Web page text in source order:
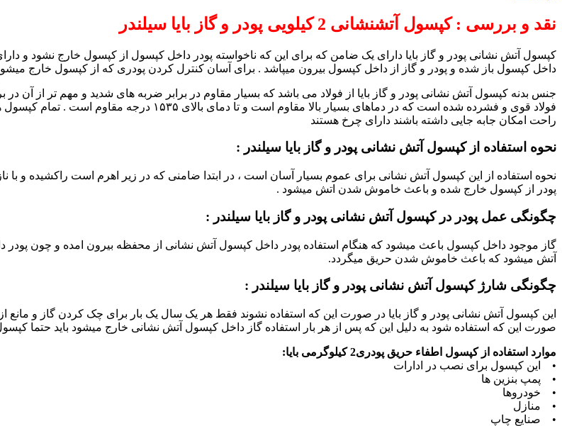
نقد و بررسی : کپسول آتشنشانی 2 کیلویی پودر و گاز بایا سیلندر
کپسول آتش نشانی پودر و گاز بایا دارای یک ضامن که برای این که ناخواسته پودر داخل کپسول از کپسول خارج نشود
داخل کپسول باز شده و پودر و گاز از داخل کپسول بیرون میپاشد . برای آسان کنترل کردن پودری که از کپسول خارج
جنس بدنه کپسول آتش نشانی پودر و گاز بایا از فولاد می باشد که بسیار مقاوم در برابر ضربه های شدید و مهم تر از آن در
راحت امکان جابه جایی داشته باشند دارای چرخ هستند
نحوه استفاده از کپسول آتش نشانی پودر و گاز بایا سیلندر :
نحوه استفاده از این کپسول آتش نشانی برای عموم بسیار آسان است ، در ابتدا ضامنی که در زیر اهرم است راکشیده و با
پودر از کپسول خارج شده و باعث خاموش شدن اتش میشود .
چگونگی عمل پودر در کپسول آتش نشانی پودر و گاز بایا سیلندر :
گاز موجود داخل کپسول باعث میشود که هنگام استفاده پودر داخل کپسول آتش نشانی از محفظه بیرون امده و چون
آتش میشود که باعث خاموش شدن حریق میگردد.
چگونگی شارژ کپسول آتش نشانی پودر و گاز بایا سیلندر :
این کپسول آتش نشانی پودر و گاز بایا در صورت این که استفاده نشوند فقط هر یک سال یک بار برای چک کردن گاز و
صورت این که استفاده شود به دلیل این که پس از هر بار استفاده گاز داخل کپسول آتش نشانی خارج میشود باید حتما
موارد استفاده از کپسول اطفاء حریق پودری2 کیلوگرمی بایا:
• این کپسول برای نصب در ادارات
• پمپ بنزین ها
• خودروها
• منازل
• صنایع چاپ